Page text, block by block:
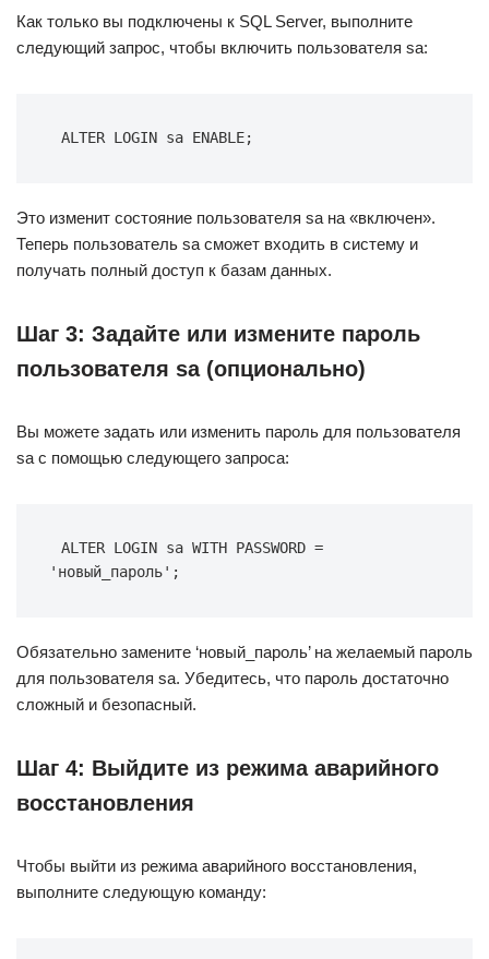
Как только вы подключены к SQL Server, выполните
следующий запрос, чтобы включить пользователя sa:
ALTER LOGIN sa ENABLE;
Это изменит состояние пользователя sa на «включен».
Теперь пользователь sa сможет входить в систему и
получать полный доступ к базам данных.
Шаг 3: Задайте или измените пароль
пользователя sa (опционально)
Вы можете задать или изменить пароль для пользователя
sa с помощью следующего запроса:
ALTER LOGIN sa WITH PASSWORD =
'новый_пароль';
Обязательно замените ‘новый_пароль’ на желаемый пароль
для пользователя sa. Убедитесь, что пароль достаточно
сложный и безопасный.
Шаг 4: Выйдите из режима аварийного
восстановления
Чтобы выйти из режима аварийного восстановления,
выполните следующую команду: